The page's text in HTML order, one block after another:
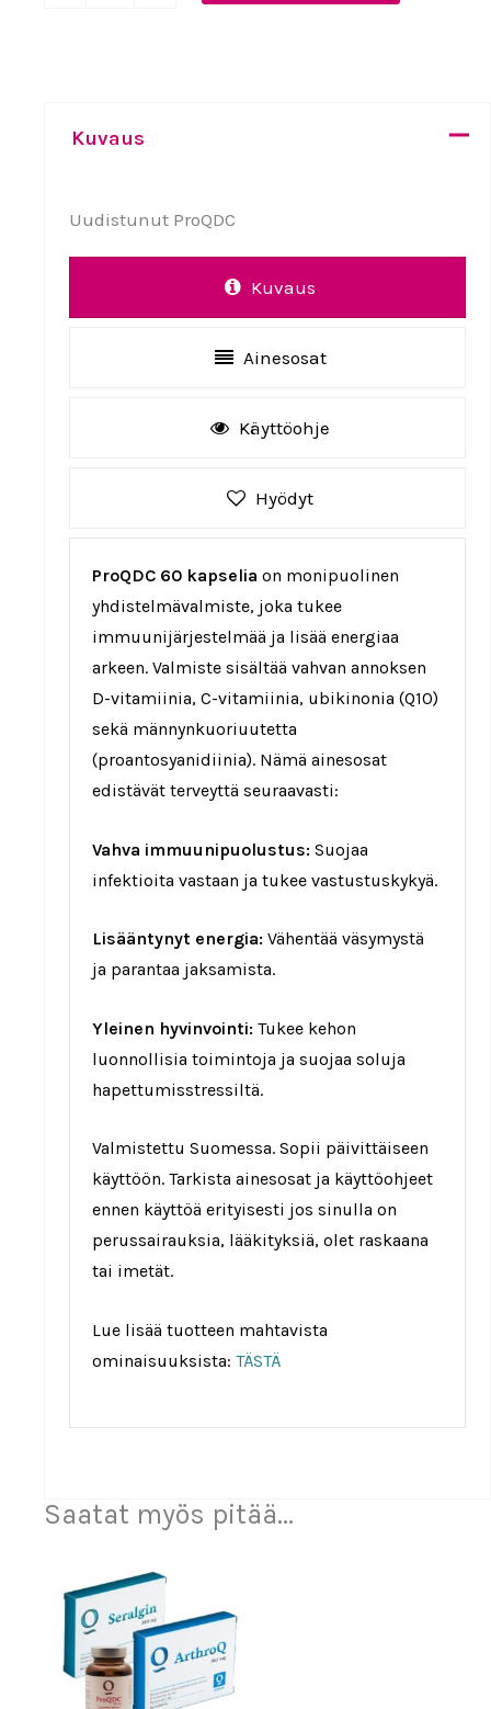
yhteishintaan
Kuvaus
Uudistunut ProQDC
Kuvaus
Ainesosat
Käyttöohje
Hyödyt
ProQDC 60 kapselia on monipuolinen
yhdistelmävalmiste, joka tukee
immuunijärjestelmää ja lisää energiaa
arkeen. Valmiste sisältää vahvan annoksen
D-vitamiinia, C-vitamiinia, ubikinonia (Q10)
sekä männynkuoriuutetta
(proantosyanidiinia). Nämä ainesosat
edistävät terveyttä seuraavasti:
Vahva immuunipuolustus: Suojaa
infektioita vastaan ja tukee vastustuskykyä.
Lisääntynyt energia: Vähentää väsymystä
ja parantaa jaksamista.
Yleinen hyvinvointi: Tukee kehon
luonnollisia toimintoja ja suojaa soluja
hapettumisstressiltä.
Valmistettu Suomessa. Sopii päivittäiseen
käyttöön. Tarkista ainesosat ja käyttöohjeet
ennen käyttöä erityisesti jos sinulla on
perussairauksia, lääkityksiä, olet raskaana
tai imetät.
Lue lisää tuotteen mahtavista
ominaisuuksista:TÄSTÄ
Saatat myös pitää...